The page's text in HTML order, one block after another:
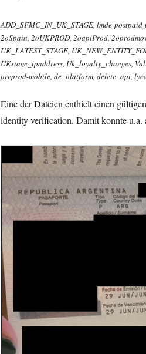
ADD_SFMC_IN_UK_STAGE​, lmde-
2oSpain​, 2oUKPROD​, 2oapiProd​,
UK_LATEST_STAGE​,
UKstage_ipaddress​, Uk_loyalty_changes​,
preprod-mobile​, de_platform​, delete_api​,
Eine der Dateien enthielt einen
identity verification. Damit konnte